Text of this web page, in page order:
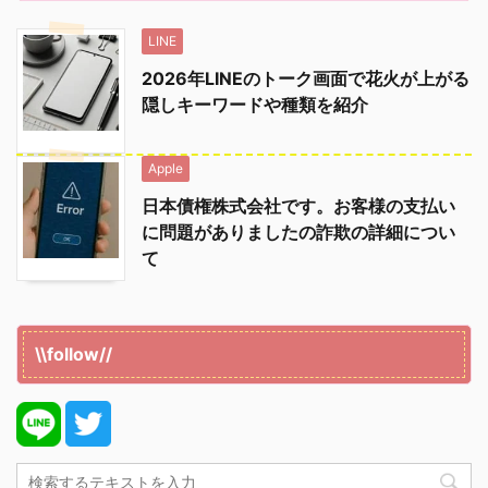
LINE
2026年LINEのトーク画面で花火が上がる
隠しキーワードや種類を紹介
Apple
日本債権株式会社です。お客様の支払い
に問題がありましたの詐欺の詳細につい
て
\\follow//